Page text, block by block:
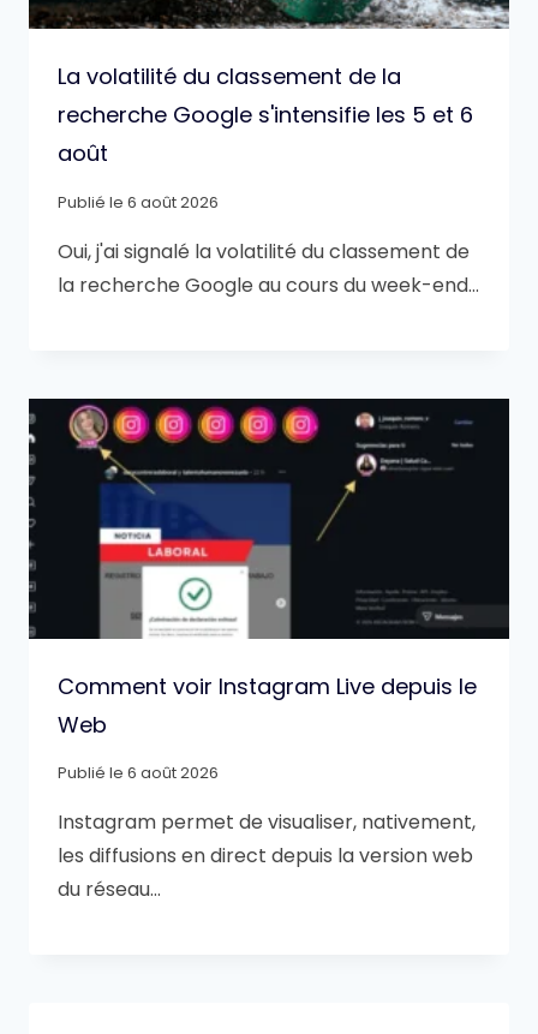
La volatilité du classement de la
recherche Google s'intensifie les 5 et 6
août
Publié le 6 août 2026
Oui, j'ai signalé la volatilité du classement de
la recherche Google au cours du week-end…
Comment voir Instagram Live depuis le
Web
Publié le 6 août 2026
Instagram permet de visualiser, nativement,
les diffusions en direct depuis la version web
du réseau…